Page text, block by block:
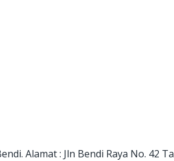
Alamat : Jln Bendi Raya No. 42